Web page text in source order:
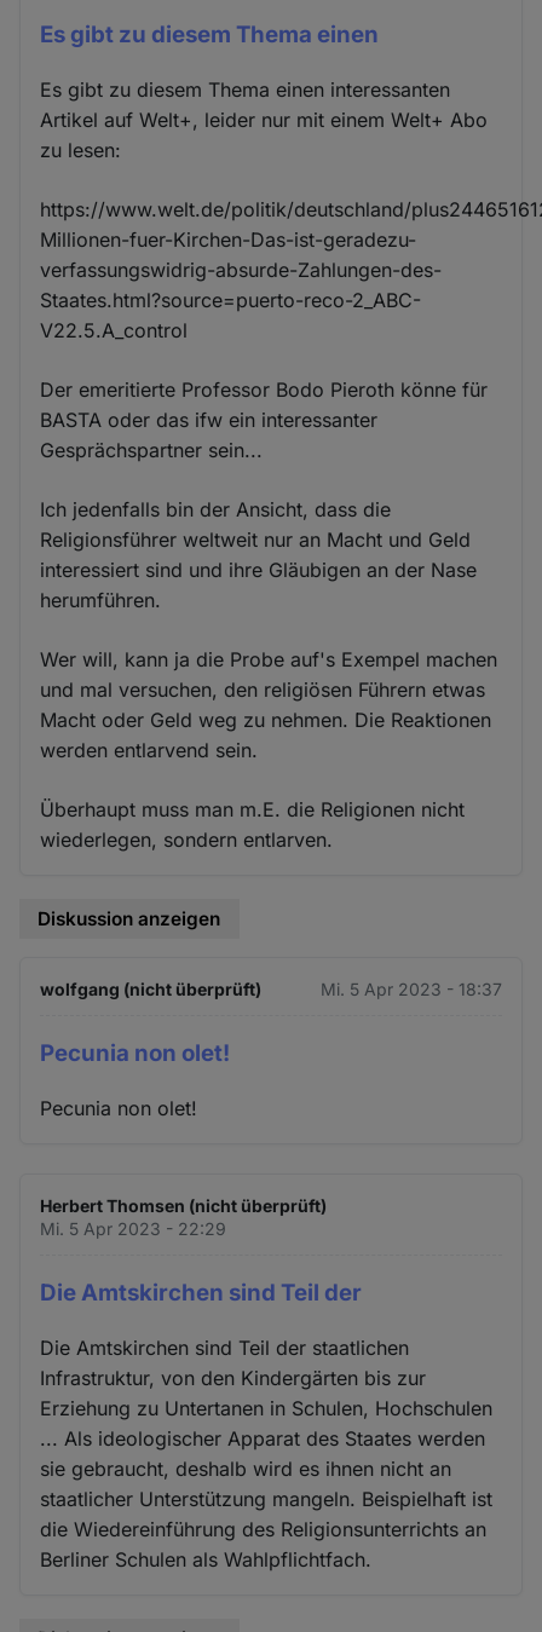
Es gibt zu diesem Thema einen
Es gibt zu diesem Thema einen interessanten
Artikel auf Welt+, leider nur mit einem Welt+ Abo
zu lesen:
https://www.welt.de/politik/deutschland/
Millionen-fuer-Kirchen-Das-ist-geradezu-
verfassungswidrig-absurde-Zahlungen-des-
Staates.html?source=puerto-reco-2_ABC-
V22.5.A_control
Der emeritierte Professor Bodo Pieroth könne für
BASTA oder das ifw ein interessanter
Gesprächspartner sein...
Ich jedenfalls bin der Ansicht, dass die
Religionsführer weltweit nur an Macht und Geld
interessiert sind und ihre Gläubigen an der Nase
herumführen.
Wer will, kann ja die Probe auf's Exempel machen
und mal versuchen, den religiösen Führern etwas
Macht oder Geld weg zu nehmen. Die Reaktionen
werden entlarvend sein.
Überhaupt muss man m.E. die Religionen nicht
wiederlegen, sondern entlarven.
Diskussion anzeigen
wolfgang (nicht überprüft) Mi. 5 Apr 2023 - 18:37
Pecunia non olet!
Pecunia non olet!
Herbert Thomsen (nicht überprüft)
Mi. 5 Apr 2023 - 22:29
Die Amtskirchen sind Teil der
Die Amtskirchen sind Teil der staatlichen
Infrastruktur, von den Kindergärten bis zur
Erziehung zu Untertanen in Schulen, Hochschulen
... Als ideologischer Apparat des Staates werden
sie gebraucht, deshalb wird es ihnen nicht an
staatlicher Unterstützung mangeln. Beispielhaft ist
die Wiedereinführung des Religionsunterrichts an
Berliner Schulen als Wahlpflichtfach.